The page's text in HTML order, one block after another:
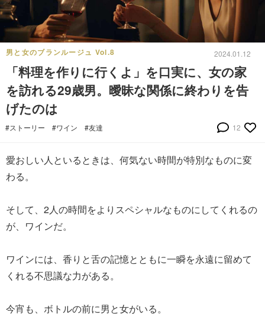
男と女のブランルージュ Vol.8 2024.01.12
「料理を作りに行くよ」を口実に、女の家
を訪れる29歳男。曖昧な関係に終わりを告
げたのは
#ストーリー #ワイン #友達 12
愛おしい人といるときは、何気ない時間が特別なものに変
わる。
そして、2人の時間をよりスペシャルなものにしてくれるの
が、ワインだ。
ワインには、香りと舌の記憶とともに一瞬を永遠に留めて
くれる不思議な力がある。
今宵も、ボトルの前に男と女がいる。